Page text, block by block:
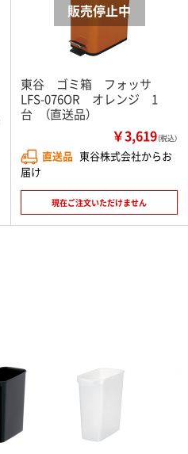
東谷 ゴミ箱 フォッサ
LFS-076OR オレンジ 1
台 （直送品）
￥3,619（税込）
直送品 東谷株式会社からお
届け
現在ご注文いただけません